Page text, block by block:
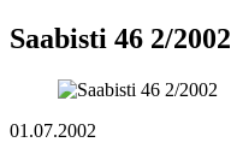
Saabisti 46 2/2002
01.07.2002